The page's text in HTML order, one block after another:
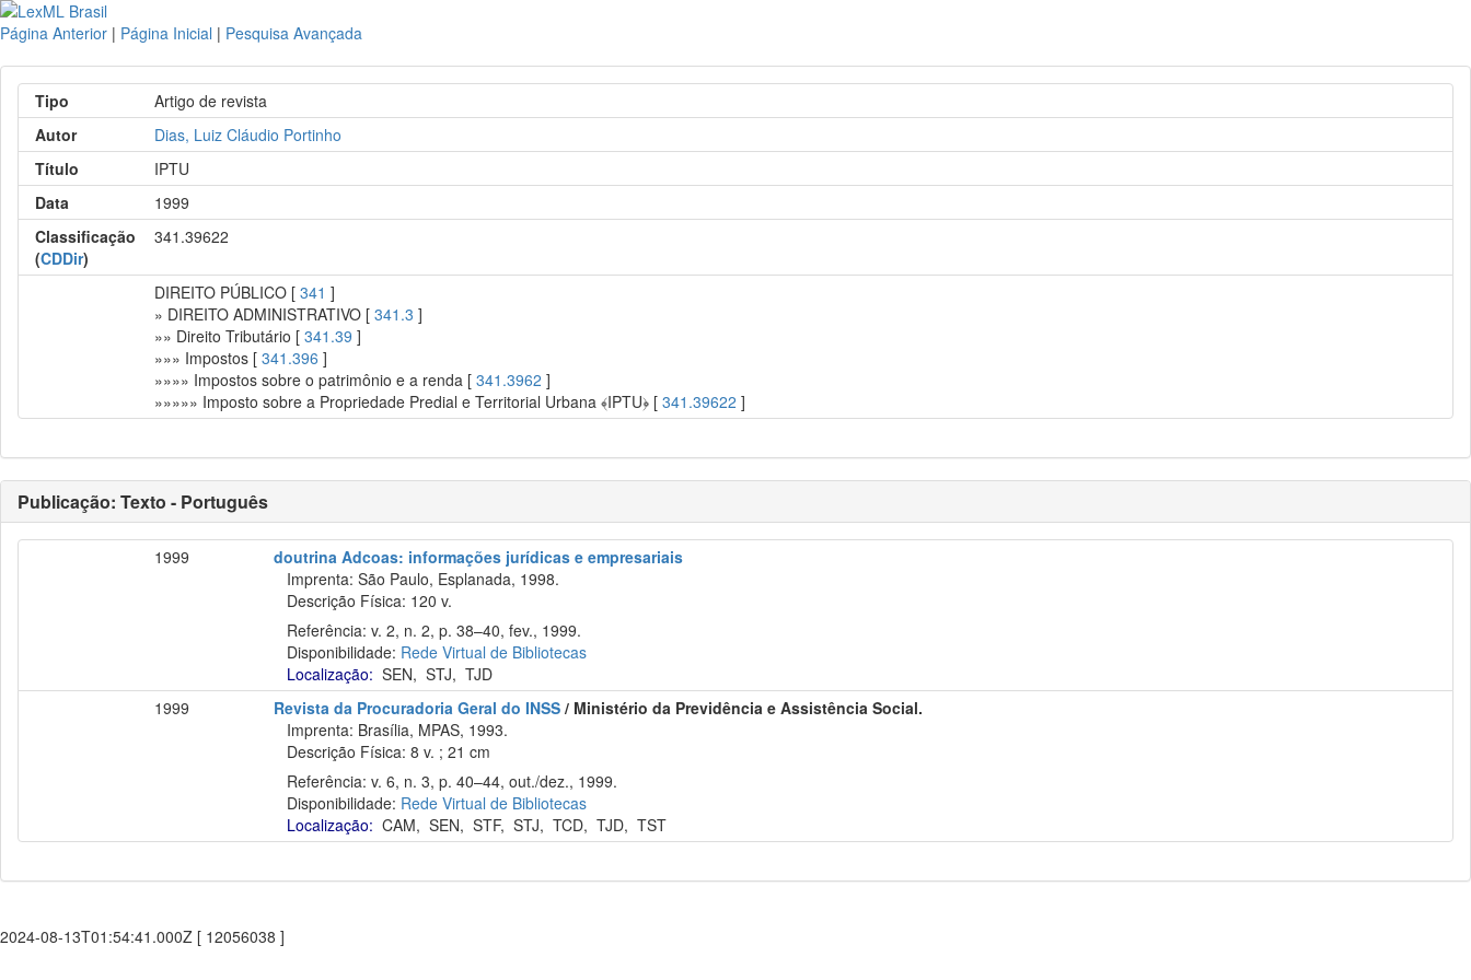
Página Anterior | Página Inicial | Pesquisa Avançada
Tipo
Artigo de revista
Autor
Dias, Luiz Cláudio Portinho
Título
IPTU
Data
1999
Classificação
(CDDir)
341.39622
DIREITO PÚBLICO [341 ]
» DIREITO ADMINISTRATIVO [341.3 ]
»» Direito Tributário [341.39 ]
»»» Impostos [341.396 ]
»»»» Impostos sobre o patrimônio e a renda [341.3962 ]
»»»»» Imposto sobre a Propriedade Predial e Territorial Urbana ﴾IPTU﴿ [341.39622 ]
Publicação: Texto - Português
1999
doutrina Adcoas: informações jurídicas e empresariais
Imprenta: São Paulo, Esplanada, 1998.
Descrição Física: 120 v.
Referência: v. 2, n. 2, p. 38–40, fev., 1999.
Disponibilidade: Rede Virtual de Bibliotecas
Localização: SEN,STJ,TJD
1999
Revista da Procuradoria Geral do INSS / Ministério da Previdência e Assistência Social.
Imprenta: Brasília, MPAS, 1993.
Descrição Física: 8 v. ; 21 cm
Referência: v. 6, n. 3, p. 40–44, out./dez., 1999.
Disponibilidade: Rede Virtual de Bibliotecas
Localização: CAM,SEN,STF,STJ,TCD,TJD,TST
2024-08-13T01:54:41.000Z [ 12056038 ]